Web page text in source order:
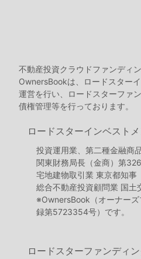
不動産投資クラウドファンディ
OwnersBookは、ロードスター
運営を行い、ロードスターファ
債権管理等を行っております。
ロードスターインベスト
投資運用業、第二種金融商
関東財務局長（金商）第
宅地建物取引業 東京都知
総合不動産投資顧問業 国
※OwnersBook（オーナー
録第5723354号）です。
ロードスターファンディ